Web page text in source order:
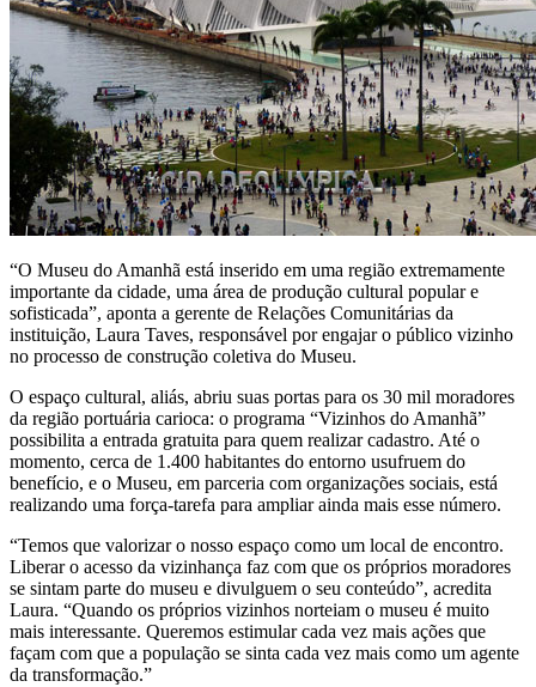
“O Museu do Amanhã está inserido em uma região extremamente
importante da cidade, uma área de produção cultural popular e
sofisticada”, aponta a gerente de Relações Comunitárias da
instituição, Laura Taves, responsável por engajar o público vizinho
no processo de construção coletiva do Museu.
O espaço cultural, aliás, abriu suas portas para os 30 mil moradores
da região portuária carioca: o programa “Vizinhos do Amanhã”
possibilita a entrada gratuita para quem realizar cadastro. Até o
momento, cerca de 1.400 habitantes do entorno usufruem do
benefício, e o Museu, em parceria com organizações sociais, está
realizando uma força-tarefa para ampliar ainda mais esse número.
“Temos que valorizar o nosso espaço como um local de encontro.
Liberar o acesso da vizinhança faz com que os próprios moradores
se sintam parte do museu e divulguem o seu conteúdo”, acredita
Laura. “Quando os próprios vizinhos norteiam o museu é muito
mais interessante. Queremos estimular cada vez mais ações que
façam com que a população se sinta cada vez mais como um agente
da transformação.”